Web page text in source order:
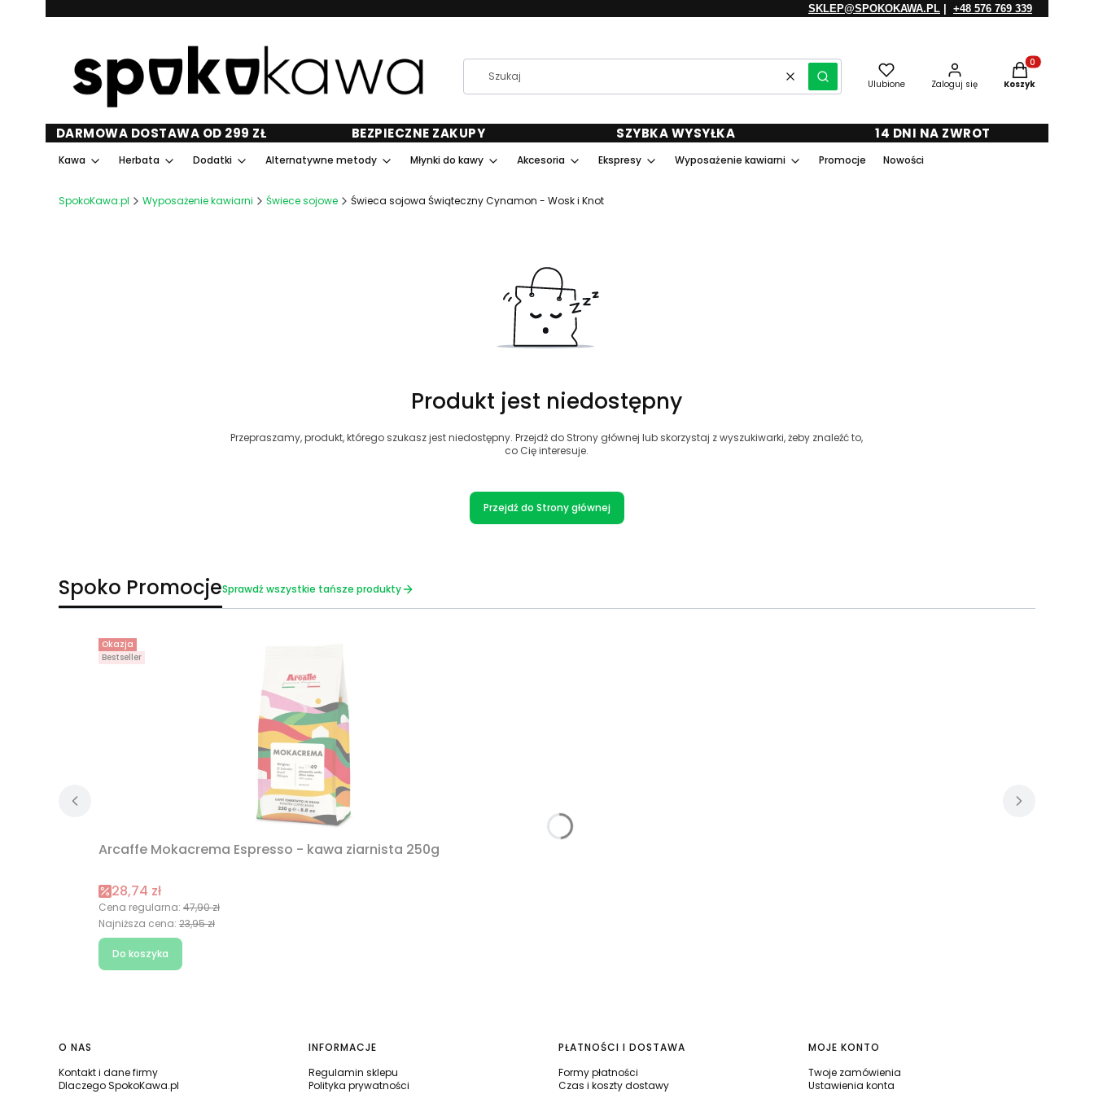
SKLEP@SPOKOKAWA.PL +48 576 769 339
WyczyśćSzukaj Ulubione Zaloguj się
Produkty w
Koszyk
DARMOWA DOSTAWA OD 299 ZŁ BEZPIECZNE ZAKUPY SZYBKA WYSYŁKA 14 DNI NA ZWROT
Kawa Herbata Dodatki Alternatywne metody Młynki do kawy Akcesoria Ekspresy Wyposażenie kawiarni Promocje Nowości
SpokoKawa.pl Wyposażenie kawiarni Świece sojowe Świeca sojowa Świąteczny Cynamon - Wosk i Knot
Produkt jest niedostępny
Przepraszamy, produkt, którego szukasz jest niedostępny. Przejdź do Strony głównej lub skorzystaj z wyszukiwarki, żeby znaleźć to,
co Cię interesuje.
Przejdź do Strony głównej
Spoko PromocjeSprawdź wszystkie tańsze produkty
Okazja
Bestseller
Arcaffe Mokacrema Espresso - kawa ziarnista 250g
Cena promocyjna
28,74 zł
Cena regularna: 47,90 zł
Najniższa cena: 23,95 zł
Do koszyka
Linki w stopce
O NAS
Kontakt i dane firmy
Dlaczego SpokoKawa.pl
INFORMACJE
Regulamin sklepu
Polityka prywatności
PŁATNOŚCI I DOSTAWA
Formy płatności
Czas i koszty dostawy
MOJE KONTO
Twoje zamówienia
Ustawienia konta